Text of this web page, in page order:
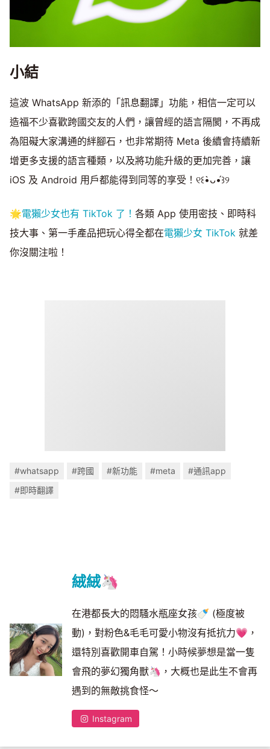
小結
這波 WhatsApp 新添的「訊息翻譯」功能，相信一定可以
造福不少喜歡跨國交友的人們，讓曾經的語言隔閡，不再成
為阻礙大家溝通的絆腳石，也非常期待 Meta 後續會持續新
增更多支援的語言種類，以及將功能升級的更加完善，讓
iOS 及 Android 用戶都能得到同等的享受！୧꒰•̀ᴗ•́꒱୨
🌟電獺少女也有 TikTok 了！ 各類 App 使用密技、即時科
技大事、第一手產品把玩心得全都在電獺少女 TikTok 就差
你沒關注啦！
#whatsapp #跨國 #新功能 #meta
#通訊app
#即時翻譯
絨絨🦄
在港都長大的悶騷水瓶座女孩🍼 (極度被
動)，對粉色&毛毛可愛小物沒有抵抗力💗，
還特別喜歡開車自駕！小時候夢想是當一隻
會飛的夢幻獨角獸🦄，大概也是此生不會再
遇到的無敵挑食怪～
Instagram